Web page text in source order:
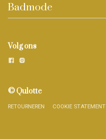
Badmode
Volg ons
© Qulotte
RETOURNEREN COOKIE STATEMENT